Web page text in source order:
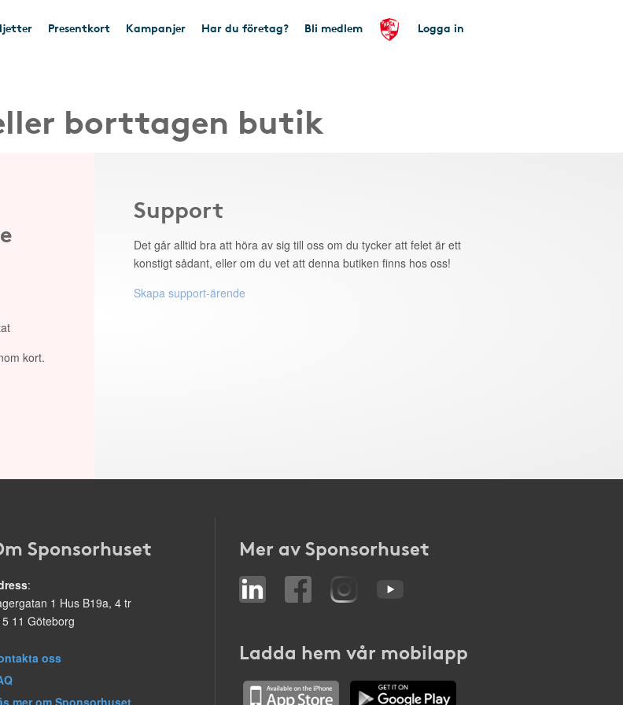
Presentkort Kampanjer Har du företag? Bli medlem Logga in
borttagen butik
kort.
Support
Det går alltid bra att höra av sig till oss om du tycker att felet är ett
konstigt sådant, eller om du vet att denna butiken finns hos oss!
Skapa support-ärende
Sponsorhuset
:
1 Hus B19a, 4 tr
11 Göteborg
oss
mer om Sponsorhuset
Mer av Sponsorhuset
Ladda hem vår mobilapp